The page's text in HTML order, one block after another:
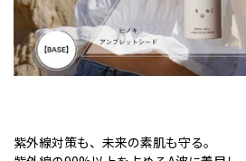
紫外線対策も、未来の素肌も守る。